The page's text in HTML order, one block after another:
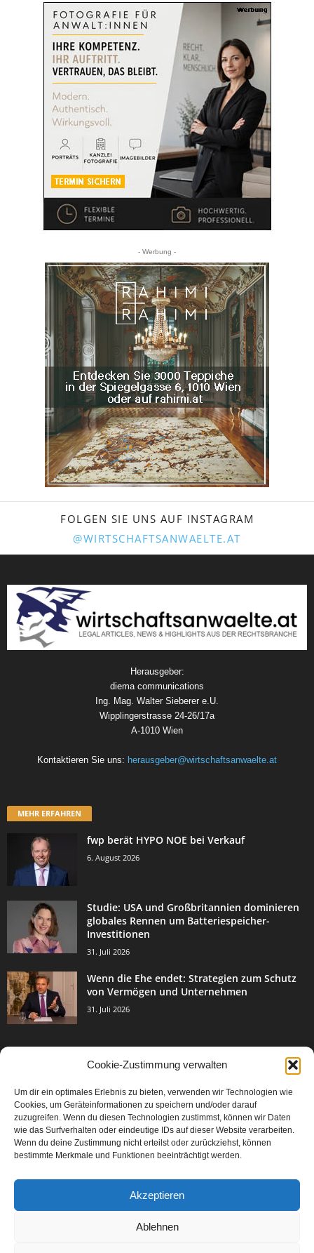
Cookie-Zustimmung verwalten
Um dir ein optimales Erlebnis zu bieten, verwenden wir Technologien wie
Cookies, um Geräteinformationen zu speichern und/oder darauf
zuzugreifen. Wenn du diesen Technologien zustimmst, können wir Daten
wie das Surfverhalten oder eindeutige IDs auf dieser Website verarbeiten.
Wenn du deine Zustimmung nicht erteilst oder zurückziehst, können
bestimmte Merkmale und Funktionen beeinträchtigt werden.
Akzeptieren
Ablehnen
- Werbung -
FOLGEN SIE UNS AUF INSTAGRAM
@WIRTSCHAFTSANWAELTE.AT
Herausgeber:
diema communications
Ing. Mag. Walter Sieberer e.U.
Wipplingerstrasse 24-26/17a
A-1010 Wien
Kontaktieren Sie uns: herausgeber@wirtschaftsanwaelte.at
MEHR ERFAHREN
fwp berät HYPO NOE bei Verkauf
6. August 2026
Studie: USA und Großbritannien dominieren
globales Rennen um Batteriespeicher-
Investitionen
31. Juli 2026
Wenn die Ehe endet: Strategien zum Schutz
von Vermögen und Unternehmen
31. Juli 2026
Events & Success 3003
Breaking News 2067
Aktuelles
Featured Article
Karriere 567